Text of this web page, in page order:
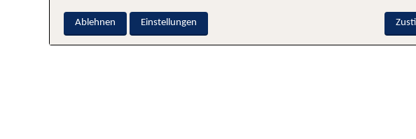
Ablehnen Einstellungen